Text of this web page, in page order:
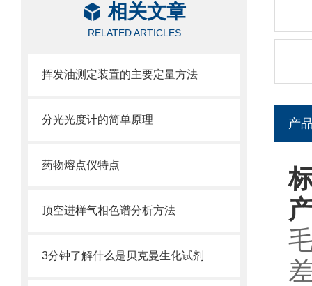
相关文章
RELATED ARTICLES
挥发油测定装置的主要定量方法
分光光度计的简单原理
药物熔点仪特点
顶空进样气相色谱分析方法
3分钟了解什么是贝克曼生化试剂
产